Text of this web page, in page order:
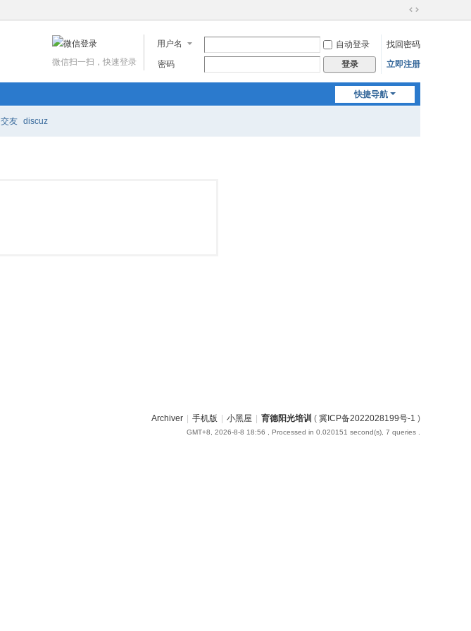
切
到
宽
用户名 自动登录
找回密码
密码
登录 立即注册
微信扫一扫，快速登录
快捷导航
交友 discuz
Archiver 手机版 小黑屋 育德阳光培训 ( 冀ICP备2022028199号-1 )
GMT+8, 2026-8-8 18:56 , Processed in 0.020151 second(s), 7 queries .